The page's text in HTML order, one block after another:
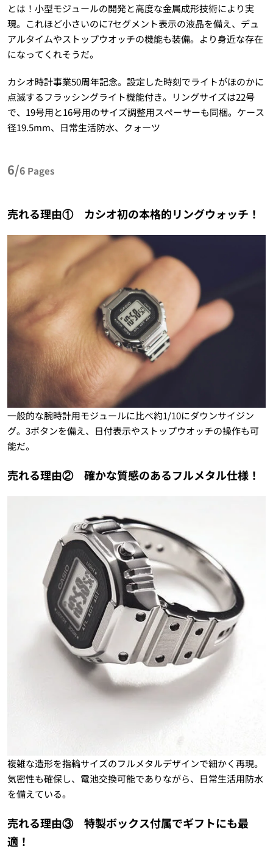
とは！小型モジュールの開発と高度な金属成形技術により実
現。これほど小さいのに7セグメント表示の液晶を備え、デュ
アルタイムやストップウオッチの機能も装備。より身近な存在
になってくれそうだ。
カシオ時計事業50周年記念。設定した時刻でライトがほのかに
点滅するフラッシングライト機能付き。リングサイズは22号
で、19号用と16号用のサイズ調整用スペーサーも同梱。ケース
径19.5mm、日常生活防水、クォーツ
6/6 Pages
売れる理由① カシオ初の本格的リングウォッチ！
一般的な腕時計用モジュールに比べ約1/10にダウンサイジン
グ。3ボタンを備え、日付表示やストップウオッチの操作も可
能だ。
売れる理由② 確かな質感のあるフルメタル仕様！
複雑な造形を指輪サイズのフルメタルデザインで細かく再現。
気密性も確保し、電池交換可能でありながら、日常生活用防水
を備えている。
売れる理由③ 特製ボックス付属でギフトにも最
適！